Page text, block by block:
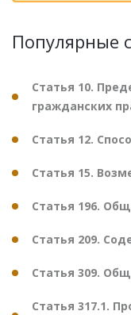
Популярные
Статья 10.
гражданских
Статья 12.
Статья 15.
Статья 196.
Статья 209.
Статья 309.
Статья 317.1.